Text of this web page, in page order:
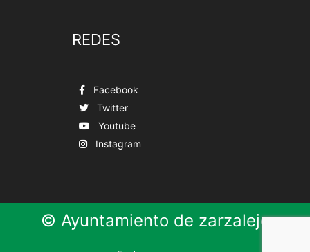
REDES
Facebook
Twitter
Youtube
Instagram
© Ayuntamiento de zarzalejo